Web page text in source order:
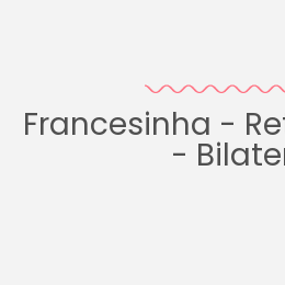
Francesinha -
-